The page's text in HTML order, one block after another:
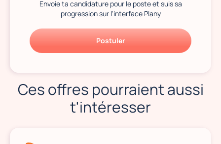
Envoie ta candidature pour le poste et suis sa
progression sur l'interface Plany
Postuler
Ces offres pourraient aussi
t'intéresser